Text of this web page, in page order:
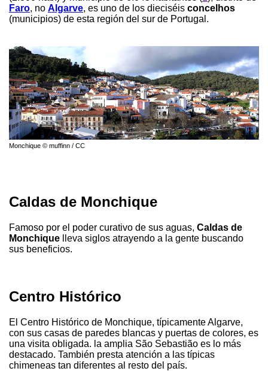
Faro, no Algarve, es uno de los dieciséis concelhos
(municipios) de esta región del sur de Portugal.
Monchique © muffinn / CC
Caldas de Monchique
Famoso por el poder curativo de sus aguas, Caldas de
Monchique lleva siglos atrayendo a la gente buscando
sus beneficios.
Centro Histórico
El Centro Histórico de Monchique, típicamente Algarve,
con sus casas de paredes blancas y puertas de colores, es
una visita obligada. la amplia São Sebastião es lo más
destacado. También presta atención a las típicas
chimeneas tan diferentes al resto del país.